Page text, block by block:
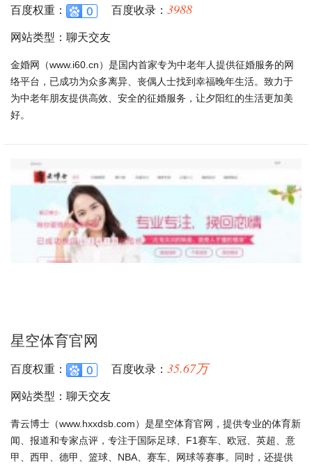
百度权重： 百度收录： 3988
网站类型：聊天交友
金婚网（www.i60.cn）是国内首家专为中老年人提供征婚服务的网
络平台，已成功为众多离异、丧偶人士找到幸福晚年生活。致力于
为中老年朋友提供高效、安全的征婚服务，让夕阳红的生活更加美
好。
星空体育官网
百度权重： 百度收录： 35.67万
网站类型：聊天交友
青云博士（www.hxxdsb.com）是星空体育官网，提供专业的体育新
闻、报道和专家点评，专注于国际足球、F1赛车、欧冠、英超、意
甲、西甲、德甲、篮球、NBA、赛车、网球等赛事。同时，还提供